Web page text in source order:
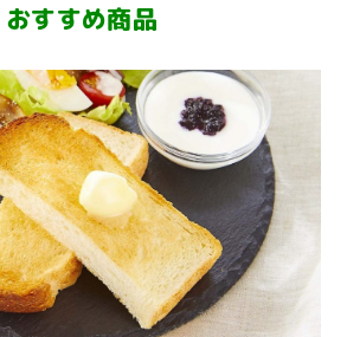
おすすめ商品